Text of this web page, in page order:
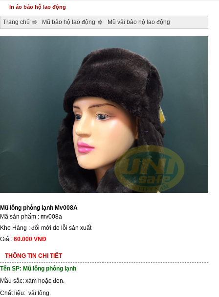
In áo bảo hộ lao động
Trang chủ Mũ bảo hộ lao động Mũ vải bảo hộ lao động
Mũ lông phòng lạnh Mv008A
Mã sản phẩm : mv008a
Kho Hàng : đổi mới do lỗi sản xuất
Giá : 60.000 VNĐ
THÔNG TIN CHI TIẾT
Tên SP: Mũ lông phòng lạnh
Mầu sắc: xám hoặc đen.
Chất liệu: vải lông.